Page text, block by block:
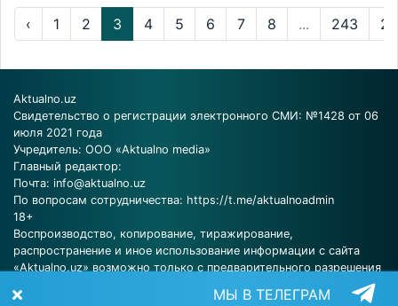
‹ 1 2 3 4 5 6 7 8 ... 243
Aktualno.uz
Свидетельство о регистрации электронного СМИ: №1428 от 06
июля 2021 года
Учредитель: ООО «Aktualno media»
Главный редактор:
Почта: info@aktualno.uz
По вопросам сотрудничества: https://t.me/aktualnoadmin
18+
Воспроизводство, копирование, тиражирование,
распространение и иное использование информации с сайта
«Aktualno.uz» возможно только с предварительного разрешения
МЫ В ТЕЛЕГРАМ